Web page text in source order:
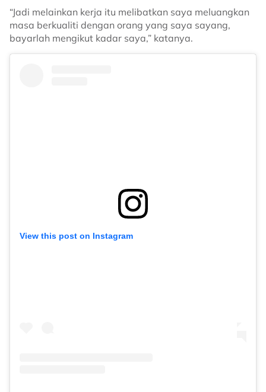
“Jadi melainkan kerja itu melibatkan saya meluangkan
masa berkualiti dengan orang yang saya sayang,
bayarlah mengikut kadar saya,” katanya.
View this post on Instagram